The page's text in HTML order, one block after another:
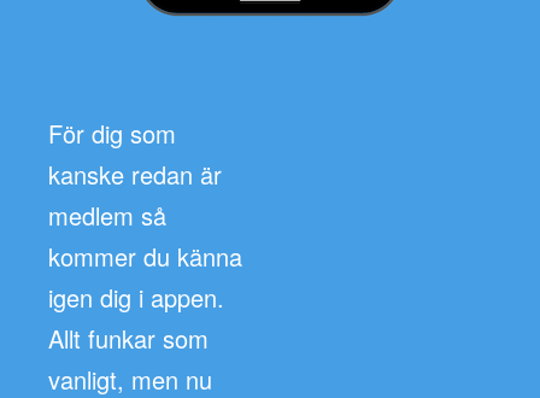
För dig som
kanske redan är
medlem så
kommer du känna
igen dig i appen.
Allt funkar som
vanligt, men nu